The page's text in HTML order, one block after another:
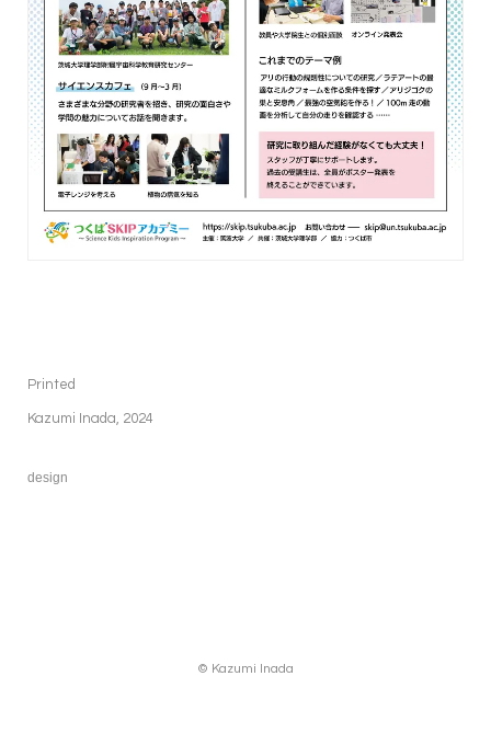
Printed
Kazumi Inada, 2024
design
© Kazumi Inada